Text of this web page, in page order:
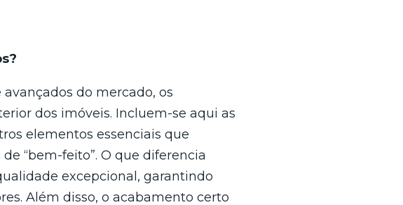
do mercado, os
dos imóveis. Incluem-se aqui as
elementos essenciais que
“bem-feito”. O que diferencia
excepcional, garantindo
Além disso, o acabamento certo